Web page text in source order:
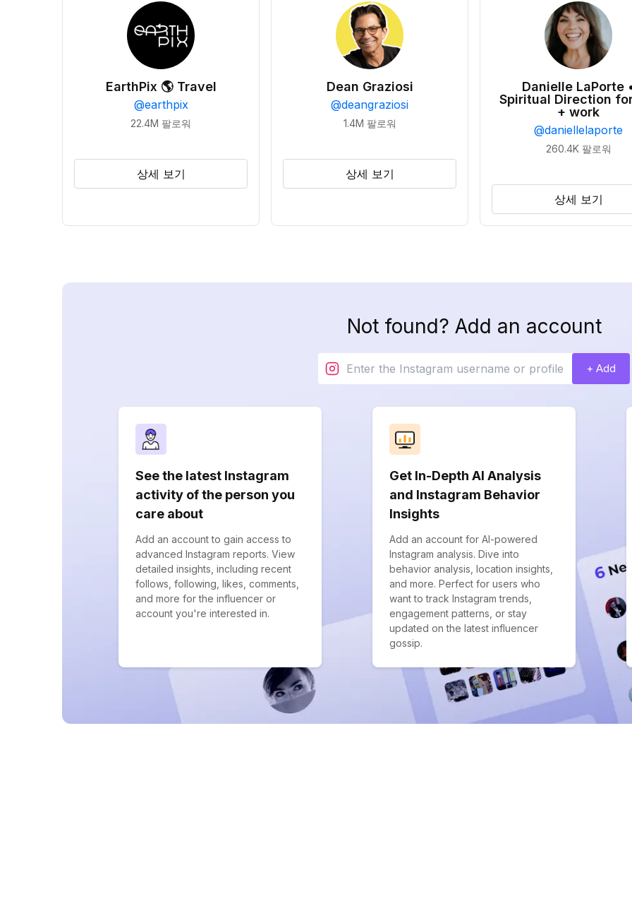
EarthPix 🌎 Travel
@earthpix
22.4M 팔로워
상세 보기
Dean Graziosi
@deangraziosi
1.4M 팔로워
상세 보기
Danielle LaPorte
Spiritual Direction
+ work
@daniellelaporte
260.4K 팔로워
상세 보기
Not found? Add an account
+ Add
See the latest Instagram
activity of the person you
care about
Add an account to gain access to
advanced Instagram reports. View
detailed insights, including recent
follows, following, likes, comments,
and more for the influencer or
account you're interested in.
Get In-Depth AI Analysis
and Instagram Behavior
Insights
Add an account for AI-powered
Instagram analysis. Dive into
behavior analysis, location insights,
and more. Perfect for users who
want to track Instagram trends,
engagement patterns, or stay
updated on the latest influencer
gossip.